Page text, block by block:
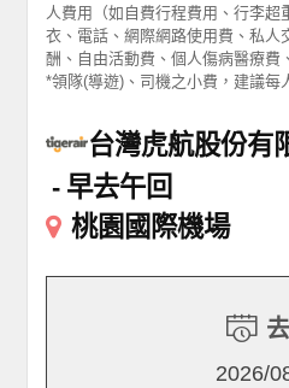
人費用（如自費行程費用、行李超
衣、電話、網際網路使用費、私人
酬、自由活動費、個人傷病醫療費
*領隊(導遊)、司機之小費，建議每
台灣虎航股份有
早去午回
桃園國際機場
2026/